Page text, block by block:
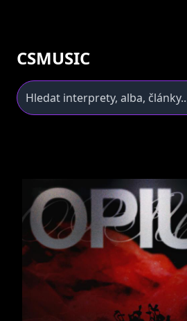
CSMUSIC